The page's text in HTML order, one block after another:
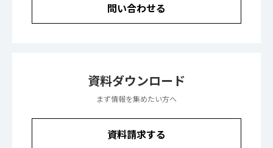
問い合わせる
資料ダウンロード
まず情報を集めたい方へ
資料請求する